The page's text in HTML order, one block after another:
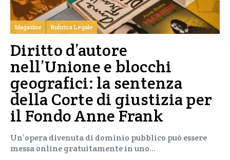
Magazine Rubrica Legale
Diritto d’autore
nell’Unione e blocchi
geografici: la sentenza
della Corte di giustizia per
il Fondo Anne Frank
Un’opera divenuta di dominio pubblico può essere
messa online gratuitamente in uno…